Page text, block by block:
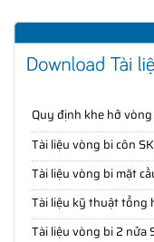
Quy định khe hở
Tài liệu vòng bi côn
Tài liệu vòng bi mặt
Tài liệu kỹ thuật tổng
Tài liệu vòng bi 2 nửa